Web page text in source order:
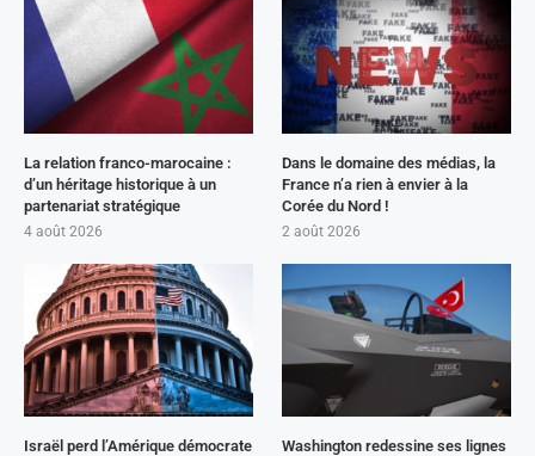
La relation franco-marocaine :
d’un héritage historique à un
partenariat stratégique
4 août 2026
Dans le domaine des médias, la
France n’a rien à envier à la
Corée du Nord !
2 août 2026
Israël perd l’Amérique démocrate
Washington redessine ses lignes